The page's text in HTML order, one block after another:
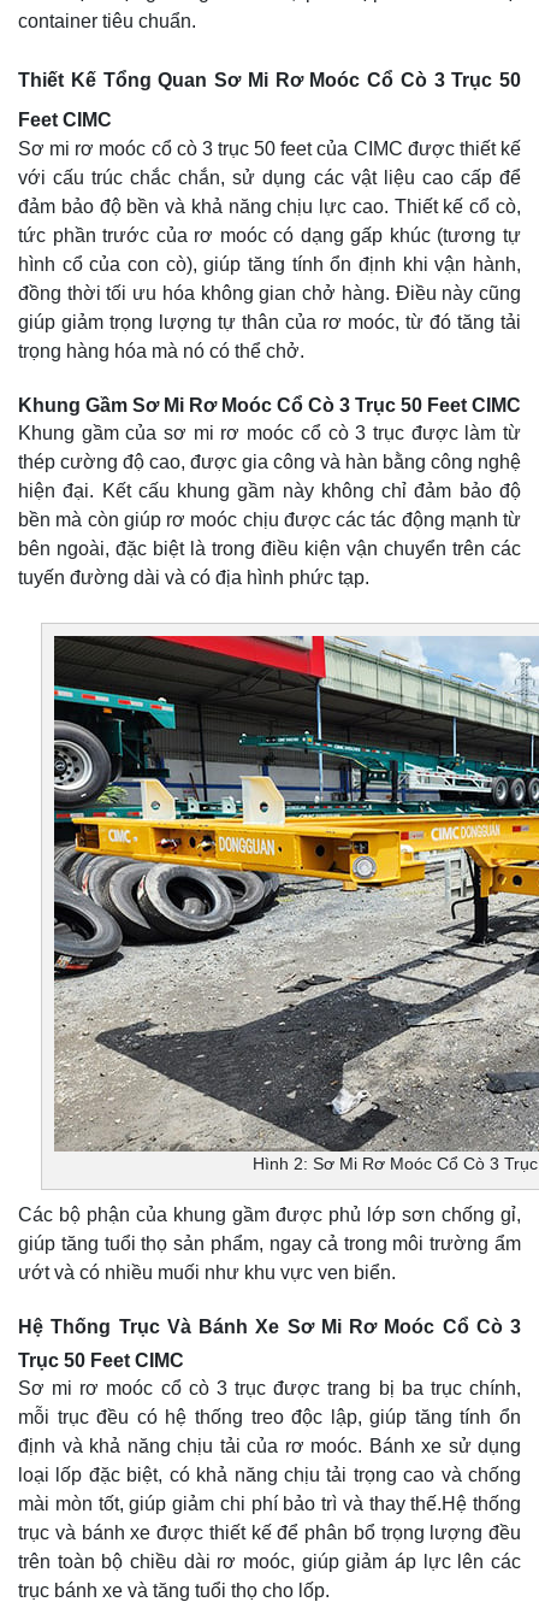
container tiêu chuẩn.
Thiết Kế Tổng Quan Sơ Mi Rơ Moóc Cổ Cò 3 Trục 50
Feet CIMC
Sơ mi rơ moóc cổ cò 3 trục 50 feet của CIMC được thiết kế
với cấu trúc chắc chắn, sử dụng các vật liệu cao cấp để
đảm bảo độ bền và khả năng chịu lực cao. Thiết kế cổ cò,
tức phần trước của rơ moóc có dạng gấp khúc (tương tự
hình cổ của con cò), giúp tăng tính ổn định khi vận hành,
đồng thời tối ưu hóa không gian chở hàng. Điều này cũng
giúp giảm trọng lượng tự thân của rơ moóc, từ đó tăng tải
trọng hàng hóa mà nó có thể chở.
Khung Gầm Sơ Mi Rơ Moóc Cổ Cò 3 Trục 50 Feet CIMC
Khung gầm của sơ mi rơ moóc cổ cò 3 trục được làm từ
thép cường độ cao, được gia công và hàn bằng công nghệ
hiện đại. Kết cấu khung gầm này không chỉ đảm bảo độ
bền mà còn giúp rơ moóc chịu được các tác động mạnh từ
bên ngoài, đặc biệt là trong điều kiện vận chuyển trên các
tuyến đường dài và có địa hình phức tạp.
Hình 2: Sơ Mi Rơ Moóc Cổ Cò 3
Các bộ phận của khung gầm được phủ lớp sơn chống gỉ,
giúp tăng tuổi thọ sản phẩm, ngay cả trong môi trường ẩm
ướt và có nhiều muối như khu vực ven biển.
Hệ Thống Trục Và Bánh Xe Sơ Mi Rơ Moóc Cổ Cò 3
Trục 50 Feet CIMC
Sơ mi rơ moóc cổ cò 3 trục được trang bị ba trục chính,
mỗi trục đều có hệ thống treo độc lập, giúp tăng tính ổn
định và khả năng chịu tải của rơ moóc. Bánh xe sử dụng
loại lốp đặc biệt, có khả năng chịu tải trọng cao và chống
mài mòn tốt, giúp giảm chi phí bảo trì và thay thế.Hệ thống
trục và bánh xe được thiết kế để phân bổ trọng lượng đều
trên toàn bộ chiều dài rơ moóc, giúp giảm áp lực lên các
trục bánh xe và tăng tuổi thọ cho lốp.